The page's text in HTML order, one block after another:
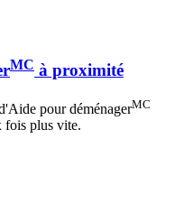
MC à proximité
pour déménagerMC
fois plus vite.